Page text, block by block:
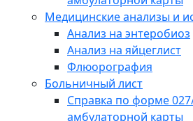
Медицинские анализы и
Анализ на энтеробиоз
Анализ на яйцеглист
Флюорография
Больничный лист
Справка по форме
амбулаторной карты